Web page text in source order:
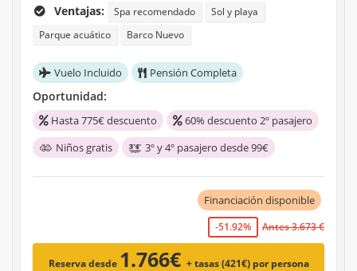
Ventajas:
Spa recomendado
Sol y playa
Parque acuático
Barco Nuevo
Vuelo Incluido Pensión Completa
Oportunidad:
Hasta 775€ descuento
60% descuento 2º pasajero
Niños gratis
3º y 4º pasajero desde 99€
Financiación disponible
-51.92% Antes 3.673 €
Reserva desde 1.766€ + tasas (421€) por persona